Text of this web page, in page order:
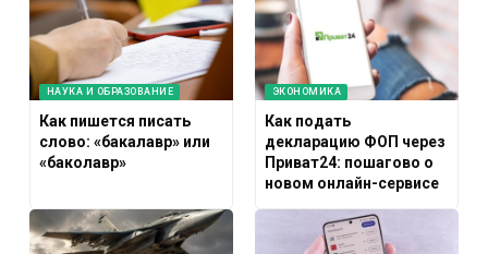
НАУКА И ОБРАЗОВАНИЕ
Как пишется писать
слово: «бакалавр» или
«баколавр»
ЭКОНОМИКА
Как подать
декларацию ФОП через
Приват24: пошагово о
новом онлайн-сервисе